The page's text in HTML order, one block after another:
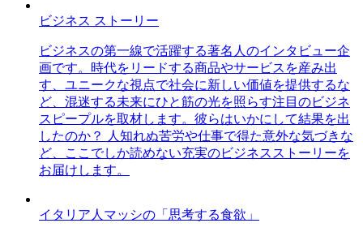
ビジネス ストーリー
ビジネスの第一線で活躍する著名人のインタビュー企
画です。時代をリードする商品やサービスを産み出
す、ユニークな視点で社会に新しい価値を提供するな
ど、混迷する未来にひと筋の光を照らす注目のビジネ
スピープルを取材します。彼らはいかにして結果を出
したのか？ 人知れぬ苦労や仕事で得た意外な気づきな
ど、ここでしか読めない充実のビジネスストーリーを
お届けします。
イタリア人マッシの「思考する食欲」